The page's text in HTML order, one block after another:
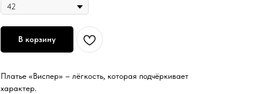
В корзину
Платье «Виспер» – лёгкость, которая подчёркивает
характер.